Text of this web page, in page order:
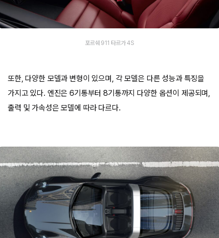
포르쉐 911 타르가 4S
또한, 다양한 모델과 변형이 있으며, 각 모델은 다른 성능과 특징을
가지고 있다. 엔진은 6기통부터 8기통까지 다양한 옵션이 제공되며,
출력 및 가속성은 모델에 따라 다르다.